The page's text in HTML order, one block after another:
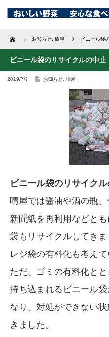
Home お知らせ 晴屋 ビニール袋
ビニール袋のリサイクルの中止
2019/7/7 お知らせ 晴屋
ビニール袋のリサイク
晴屋では醤油や酒の瓶
新聞紙を再利用などと
袋もリサイクルしてきま
レジ袋の有料化も考えて
ただ、ゴミの有料化と
持ち込まれるビニール袋
なり、対処ができない
きました。